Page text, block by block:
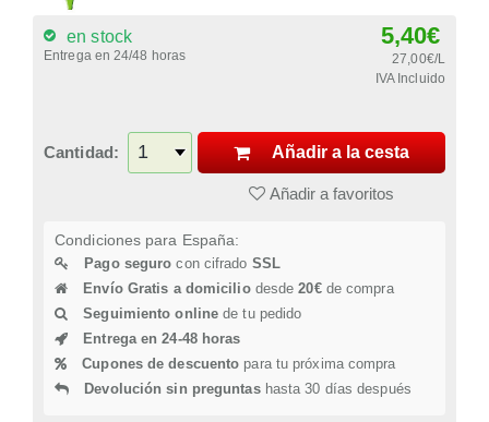
en stock
Entrega en 24/48 horas
5,40€
27,00€/L
IVA Incluido
Cantidad: Añadir a la cesta
Añadir a favoritos
Condiciones para España:
Pago seguro con cifrado SSL
Envío Gratis a domiciliodesde20€de compra
Seguimiento online de tu pedido
Entrega en 24-48 horas
Cupones de descuento para tu próxima compra
Devolución sin preguntashasta 30 días después